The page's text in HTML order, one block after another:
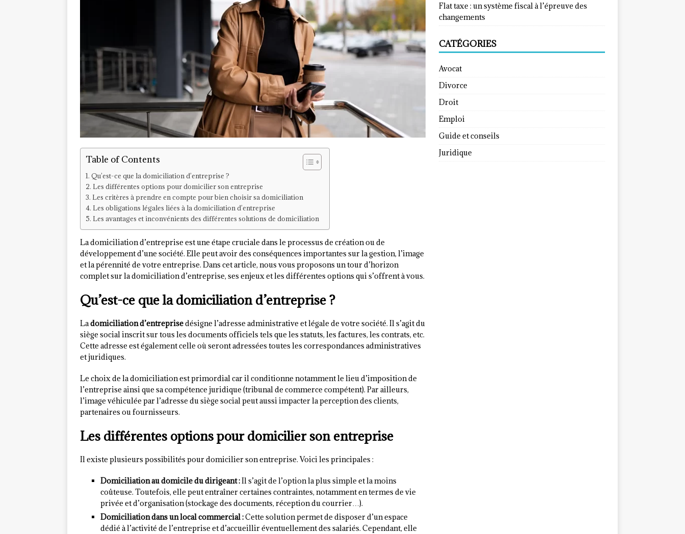
Table of Contents
Qu’est-ce que la domiciliation d’entreprise ?
Les différentes options pour domicilier son entreprise
Les critères à prendre en compte pour bien choisir sa domiciliation
Les obligations légales liées à la domiciliation d’entreprise
Les avantages et inconvénients des différentes solutions de domiciliation
La domiciliation d’entreprise est une étape cruciale dans le processus de création ou de
développement d’une société. Elle peut avoir des conséquences importantes sur la gestion, l’image
et la pérennité de votre entreprise. Dans cet article, nous vous proposons un tour d’horizon
complet sur la domiciliation d’entreprise, ses enjeux et les différentes options qui s’offrent à vous.
Qu’est-ce que la domiciliation d’entreprise ?
Ladomiciliation d’entreprisedésigne l’adresse administrative et légale de votre société. Il s’agit du
siège social inscrit sur tous les documents officiels tels que les statuts, les factures, les contrats, etc.
Cette adresse est également celle où seront adressées toutes les correspondances administratives
et juridiques.
Le choix de la domiciliation est primordial car il conditionne notamment le lieu d’imposition de
l’entreprise ainsi que sa compétence juridique (tribunal de commerce compétent). Par ailleurs,
l’image véhiculée par l’adresse du siège social peut aussi impacter la perception des clients,
partenaires ou fournisseurs.
Les différentes options pour domicilier son entreprise
Il existe plusieurs possibilités pour domicilier son entreprise. Voici les principales :
Domiciliation au domicile du dirigeant :Il s’agit de l’option la plus simple et la moins
coûteuse. Toutefois, elle peut entraîner certaines contraintes, notamment en termes de vie
privée et d’organisation (stockage des documents, réception du courrier…).
Domiciliation dans un local commercial :Cette solution permet de disposer d’un espace
dédié à l’activité de l’entreprise et d’accueillir éventuellement des salariés. Cependant, elle
Flat taxe : un système fiscal à l’épreuve des
changements
CATÉGORIES
Avocat
Divorce
Droit
Emploi
Guide et conseils
Juridique